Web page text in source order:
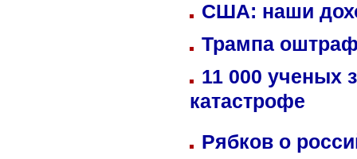
США: наши
Трампа
11 000 ученых
катастрофе
Рябков о